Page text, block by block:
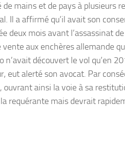
mains et de pays à plusieurs
Il a affirmé qu’il avait son
deux mois avant l’assassinat
vente aux enchères allemande
n’avait découvert le vol qu’en
eut alerté son avocat. Par
ouvrant ainsi la voie à sa
la requérante mais devrait